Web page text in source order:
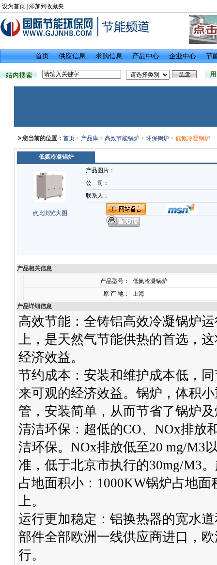
设为首页 添加到收藏夹
首页 供应信息 求购信息 产品中心 企业中心 节
您当前的位置： 首页> 产品库> 高效节能锅炉 > 环保锅炉> 低氮冷凝锅炉
低氮冷凝锅炉
点此浏览大图
产品图片：
公 司：
联系人：
产品相关信息
产品型号：
低氮冷凝锅炉
原 产 地：
上海
产品详细信息
高效节能：全铸铝高效冷凝锅炉
上，是天然气节能供热的首选，
经济效益。
节约成本：安装和维护成本低，
来可观的经济效益。锅炉，体积
管，安装简单，从而节省了锅炉
清洁环保：超低的CO、NOx排放
洁环保。NOx排放低至20 mg/M3
准，低于北京市执行的30mg/M3
占地面积小：1000KW锅炉占地
上。
运行更加稳定：铝换热器的宽水
部件全部欧洲一线供应商进口，
行。